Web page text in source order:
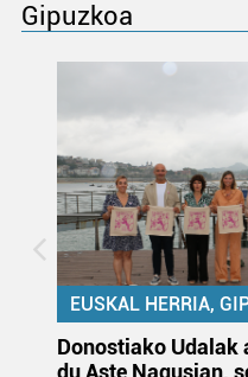
Gipuzkoa
EUSKAL HERRIA,
Donostiako Udalak